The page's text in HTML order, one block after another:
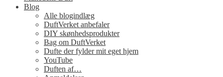
Blog
Alle blogindlæg
DuftVerket anbefaler
DIY skønhedsprodukter
Bag om DuftVerket
Dufte der fylder mit eget hjem
YouTube
Duften af…